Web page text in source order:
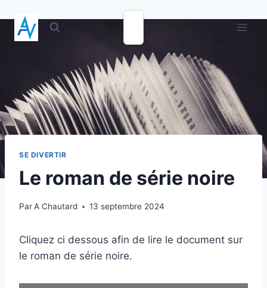
SE DIVERTIR
Le roman de série noire
ParA Chautard 13 septembre 2024
Cliquez ci dessous afin de lire le document sur
le roman de série noire.